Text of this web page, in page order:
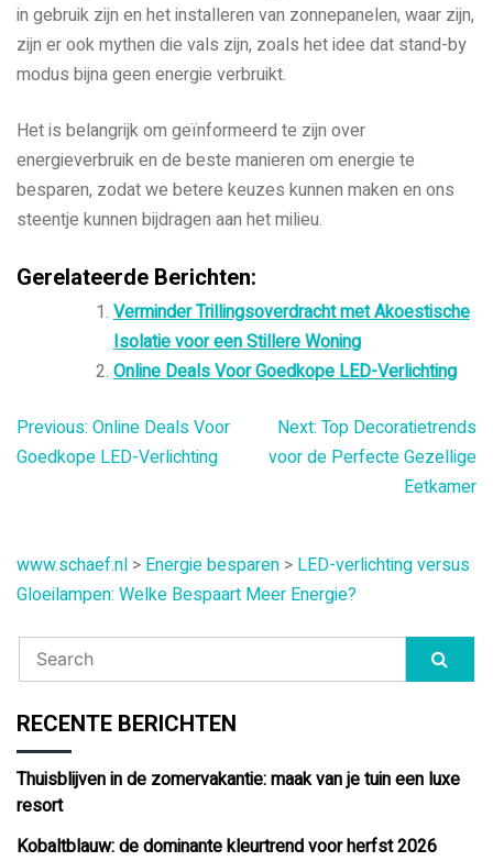
in gebruik zijn en het installeren van zonnepanelen, waar zijn,
zijn er ook mythen die vals zijn, zoals het idee dat stand-by
modus bijna geen energie verbruikt.
Het is belangrijk om geïnformeerd te zijn over
energieverbruik en de beste manieren om energie te
besparen, zodat we betere keuzes kunnen maken en ons
steentje kunnen bijdragen aan het milieu.
Gerelateerde Berichten:
Verminder Trillingsoverdracht met Akoestische
Isolatie voor een Stillere Woning
Online Deals Voor Goedkope LED-Verlichting
Bericht
Previous: Online Deals Voor
Goedkope LED-Verlichting
Next: Top Decoratietrends
voor de Perfecte Gezellige
Eetkamer
www.schaef.nl > Energie besparen > LED-verlichting versus
Gloeilampen: Welke Bespaart Meer Energie?
RECENTE BERICHTEN
Thuisblijven in de zomervakantie: maak van je tuin een luxe
resort
Kobaltblauw: de dominante kleurtrend voor herfst 2026